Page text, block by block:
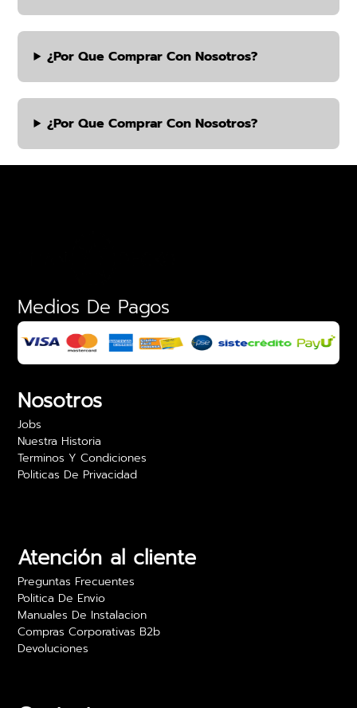
¿por Que Comprar Con Nosotros?
¿por Que Comprar Con Nosotros?
Medios De Pagos
Nosotros
Jobs
Nuestra Historia
Terminos Y Condiciones
Politicas De Privacidad
Atención al cliente
Preguntas Frecuentes
Politica De Envio
Manuales De Instalacion
Compras Corporativas B2b
Devoluciones